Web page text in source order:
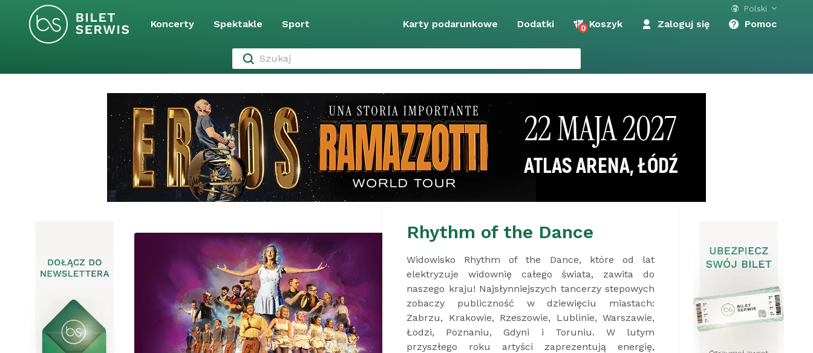
Koncerty Spektakle Sport
Polski
Karty podarunkowe Dodatki 0 Koszyk Zaloguj się Pomoc
Johann Strauss Orchestra
Mistrzowski poziom, niezwykła elegancja, światowe
hity – noworoczna gala Orkiestry Johanna Straussa
odbędzie się w Łodzi. To będzie niezapomniany
wieczór i propozycja nie tylko dla melomanów, ale
dla wszystkich, którzy chcą rozpocząć kolejny rok
noworoczną galą w najlepszym stylu! Niedawny
koncert w Krakowie był wieczorem pełnym